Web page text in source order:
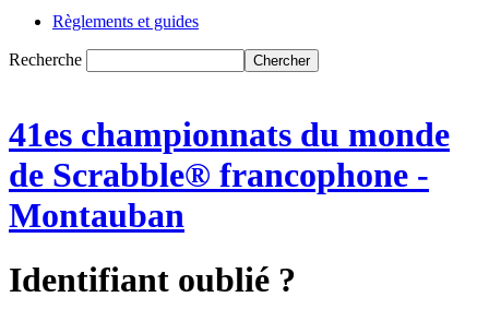
Règlements et guides
Recherche
41es championnats du monde
de Scrabble® francophone -
Montauban
Identifiant oublié ?